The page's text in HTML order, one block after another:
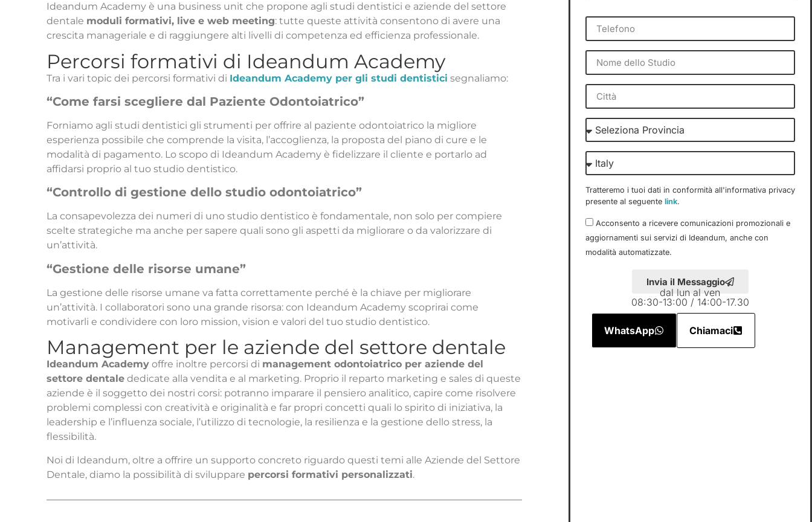
Ideandum Academy è una business unit che propone agli studi dentistici e aziende del settore
dentale moduli formativi, live e web meeting: tutte queste attività consentono di avere una
crescita manageriale e di raggiungere alti livelli di competenza ed efficienza professionale.
Percorsi formativi di Ideandum Academy
Tra i vari topic dei percorsi formativi di Ideandum Academy per gli studi dentistici segnaliamo:
“Come farsi scegliere dal Paziente Odontoiatrico”
Forniamo agli studi dentistici gli strumenti per offrire al paziente odontoiatrico la migliore
esperienza possibile che comprende la visita, l’accoglienza, la proposta del piano di cure e le
modalità di pagamento. Lo scopo di Ideandum Academy è fidelizzare il cliente e portarlo ad
affidarsi proprio al tuo studio dentistico.
“Controllo di gestione dello studio odontoiatrico”
La consapevolezza dei numeri di uno studio dentistico è fondamentale, non solo per compiere
scelte strategiche ma anche per sapere quali sono gli aspetti da migliorare o da valorizzare di
un’attività.
“Gestione delle risorse umane”
La gestione delle risorse umane va fatta correttamente perché è la chiave per migliorare
un’attività. I collaboratori sono una grande risorsa: con Ideandum Academy scoprirai come
motivarli e condividere con loro mission, vision e valori del tuo studio dentistico.
Management per le aziende del settore dentale
Ideandum Academy offre inoltre percorsi di management odontoiatrico per aziende del
settore dentale dedicate alla vendita e al marketing. Proprio il reparto marketing e sales di queste
aziende è il soggetto dei nostri corsi: potranno imparare il pensiero analitico, capire come risolvere
problemi complessi con creatività e originalità e far propri concetti quali lo spirito di iniziativa, la
leadership e l’influenza sociale, l’utilizzo di tecnologie, la resilienza e la gestione dello stress, la
flessibilità.
Noi di Ideandum, oltre a offrire un supporto concreto riguardo questi temi alle Aziende del Settore
Dentale, diamo la possibilità di sviluppare percorsi formativi personalizzati.
Tratteremo i tuoi dati in conformità all'informativa privacy
presente al seguente link.
Acconsento a ricevere comunicazioni promozionali e
aggiornamenti sui servizi di Ideandum, anche con
modalità automatizzate.
Invia il Messaggio
dal lun al ven
08:30-13:00 / 14:00-17.30
WhatsApp Chiamaci